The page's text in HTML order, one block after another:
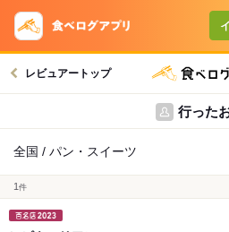
レビュアートップ
行った
全国 / パン・スイーツ
1 件